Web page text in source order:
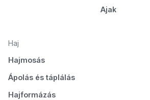
Ajak
Haj
Hajmosás
Ápolás és táplálás
Hajformázás